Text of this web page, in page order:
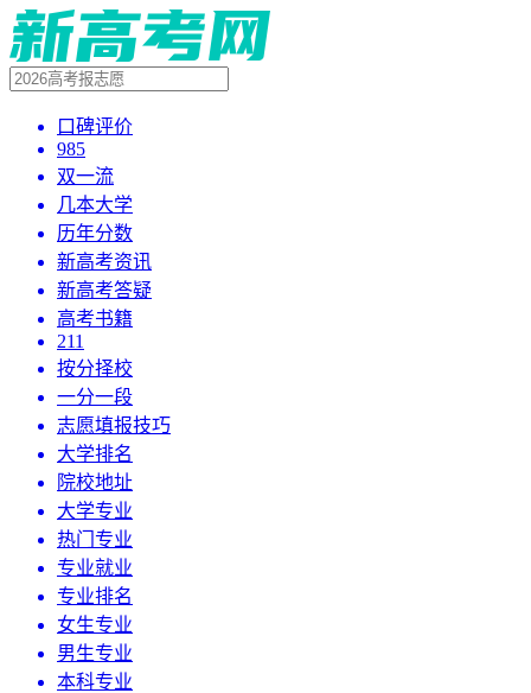
口碑评价
985
双一流
几本大学
历年分数
新高考资讯
新高考答疑
高考书籍
211
按分择校
一分一段
志愿填报技巧
大学排名
院校地址
大学专业
热门专业
专业就业
专业排名
女生专业
男生专业
本科专业